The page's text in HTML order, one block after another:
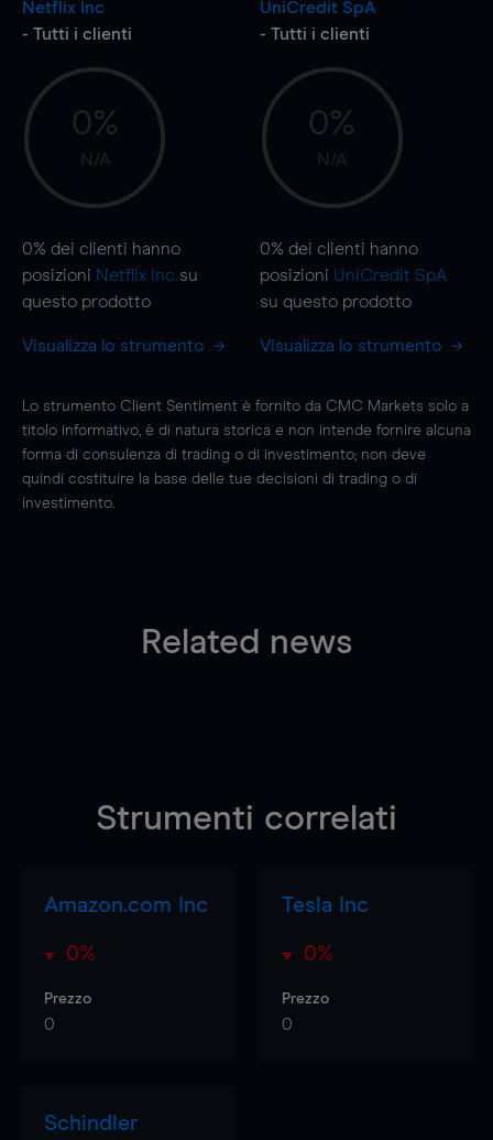
Netflix Inc
- Tutti i clienti
0%
N/A
0% dei clienti hanno
posizioni Netflix Inc su
questo prodotto
Visualizza lo strumento
UniCredit SpA
- Tutti i clienti
0%
N/A
0% dei clienti hanno
posizioni UniCredit SpA
su questo prodotto
Visualizza lo strumento
Lo strumento Client Sentiment è fornito da CMC Markets solo a
titolo informativo, è di natura storica e non intende fornire alcuna
forma di consulenza di trading o di investimento; non deve
quindi costituire la base delle tue decisioni di trading o di
investimento.
Related news
Strumenti correlati
Amazon.com Inc
0%
Prezzo
0
Tesla Inc
0%
Prezzo
0
Schindler